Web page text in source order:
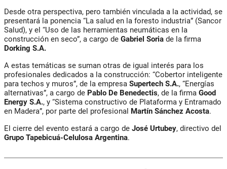
Desde otra perspectiva, pero también vinculada a la actividad, se
presentará la ponencia “La salud en la foresto industria” (Sancor
Salud), y el “Uso de las herramientas neumáticas en la
construcción en seco”, a cargo de Gabriel Soria de la firma
Dorking S.A.
A estas temáticas se suman otras de igual interés para los
profesionales dedicados a la construcción: “Cobertor inteligente
para techos y muros”, de la empresa Supertech S.A., “Energías
alternativas”, a cargo de Pablo De Benedectis, de la firma Good
Energy S.A., y “Sistema constructivo de Plataforma y Entramado
en Madera”, por parte del profesional Martín Sánchez Acosta.
El cierre del evento estará a cargo de José Urtubey, directivo del
Grupo Tapebicuá-Celulosa Argentina.